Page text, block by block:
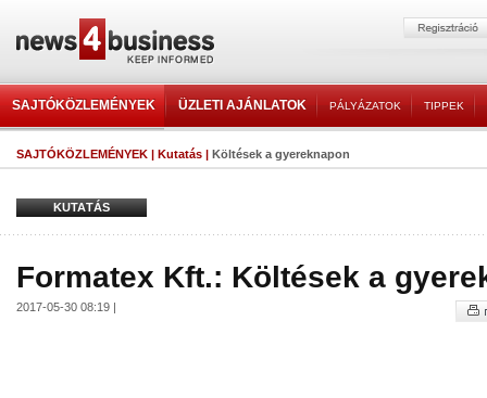
SAJTÓKÖZLEMÉNYEK ÜZLETI AJÁNLATOK PÁLYÁZATOK TIPPEK
SAJTÓKÖZLEMÉNYEK | Kutatás | Költések a gyereknapon
KUTATÁS
Formatex Kft.: Költések a
2017-05-30 08:19 |